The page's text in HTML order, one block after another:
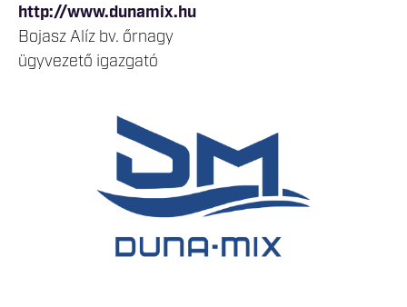
http://www.dunamix.hu
Bojasz Alíz bv. őrnagy
ügyvezető igazgató